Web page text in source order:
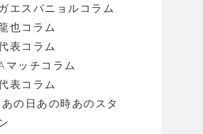
エスパニョルコラム
也コラム
表コラム
マッチコラム
表コラム
あの日あの時あのスタ